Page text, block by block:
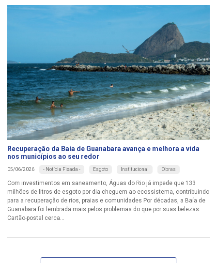
Recuperação da Baía de Guanabara avança e melhora a vida
nos municípios ao seu redor
05/06/2026 - Notícia Fixada - Esgoto Institucional Obras
Com investimentos em saneamento, Águas do Rio já impede que 133
milhões de litros de esgoto por dia cheguem ao ecossistema, contribuindo
para a recuperação de rios, praias e comunidades Por décadas, a Baía de
Guanabara foi lembrada mais pelos problemas do que por suas belezas.
Cartão-postal cerca...